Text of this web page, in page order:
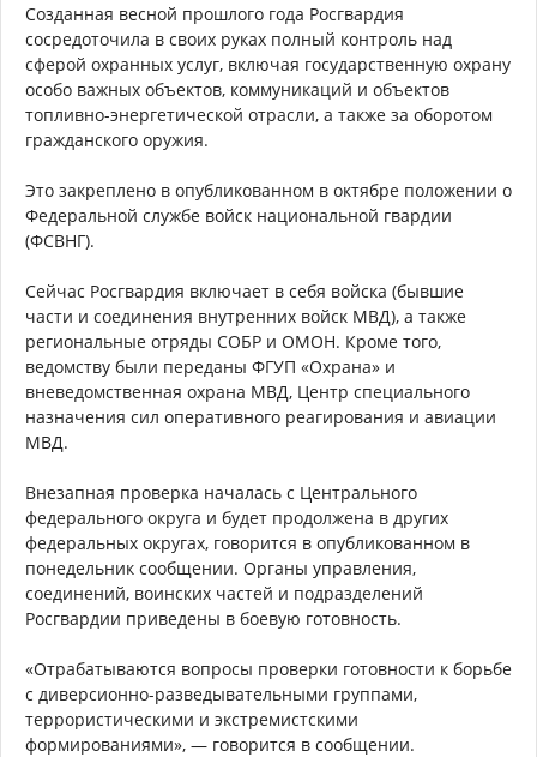
Созданная весной прошлого года Росгвардия
сосредоточила в своих руках полный контроль над
сферой охранных услуг, включая государственную охрану
особо важных объектов, коммуникаций и объектов
топливно-энергетической отрасли, а также за оборотом
гражданского оружия.
Это закреплено в опубликованном в октябре положении о
Федеральной службе войск национальной гвардии
(ФСВНГ).
Сейчас Росгвардия включает в себя войска (бывшие
части и соединения внутренних войск МВД), а также
региональные отряды СОБР и ОМОН. Кроме того,
ведомству были переданы ФГУП «Охрана» и
вневедомственная охрана МВД, Центр специального
назначения сил оперативного реагирования и авиации
МВД.
Внезапная проверка началась с Центрального
федерального округа и будет продолжена в других
федеральных округах, говорится в опубликованном в
понедельник сообщении. Органы управления,
соединений, воинских частей и подразделений
Росгвардии приведены в боевую готовность.
«Отрабатываются вопросы проверки готовности к борьбе
с диверсионно-разведывательными группами,
террористическими и экстремистскими
формированиями», — говорится в сообщении.